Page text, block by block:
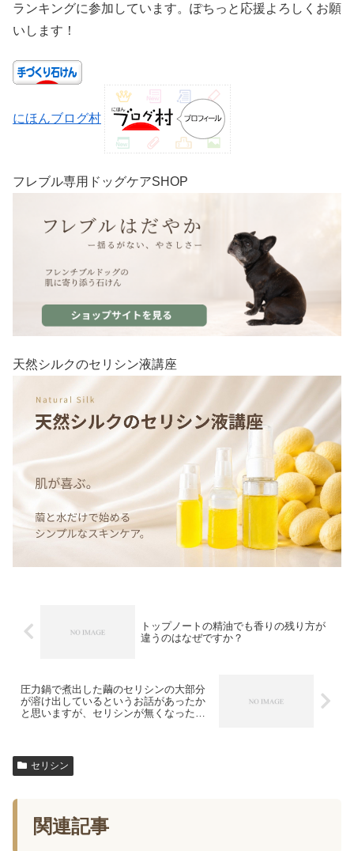
ランキングに参加しています。ぽちっと応援よろしくお願
いします！
にほんブログ村
フレブル専用ドッグケアSHOP
天然シルクのセリシン液講座
トップノートの精油でも香りの残り方が
違うのはなぜですか？
圧力鍋で煮出した繭のセリシンの大部分
が溶け出しているというお話があったか
と思いますが、セリシンが無くなった繭
るのか）
セリシン
関連記事